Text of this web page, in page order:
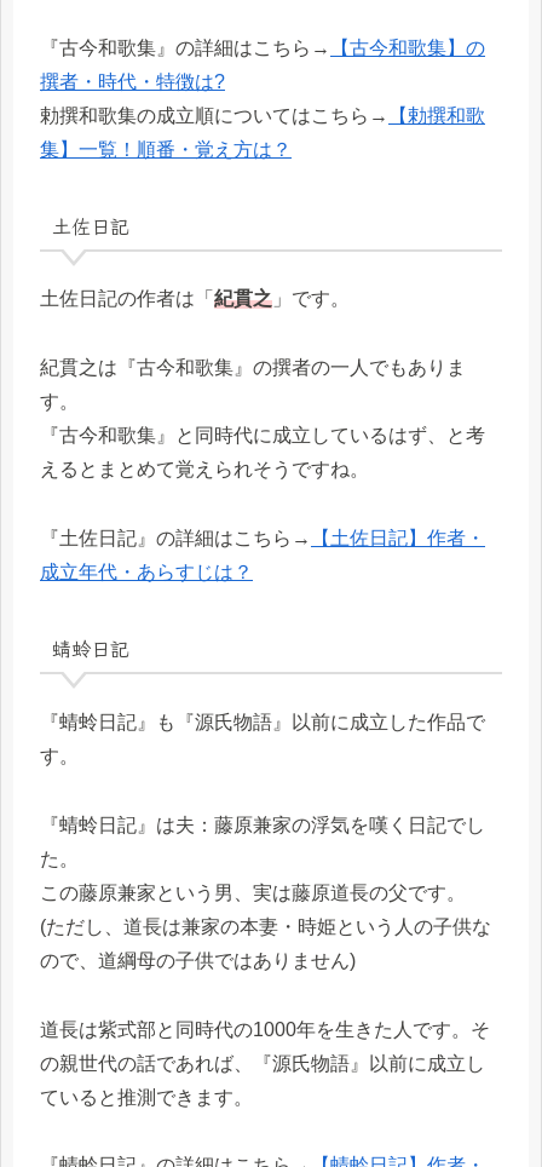
『古今和歌集』の詳細はこちら→
【古今和歌集】の
撰者・時代・特徴は?
勅撰和歌集の成立順についてはこちら→
【勅撰和歌
集】一覧！順番・覚え方は？
土佐日記
土佐日記の作者は「 紀貫之 」です。
紀貫之は『古今和歌集』の撰者の一人でもありま
す。
『古今和歌集』と同時代に成立しているはず、と考
えるとまとめて覚えられそうですね。
『土佐日記』の詳細はこちら→
【土佐日記】作者・
成立年代・あらすじは？
蜻蛉日記
『蜻蛉日記』も『源氏物語』以前に成立した作品で
す。
『蜻蛉日記』は夫：藤原兼家の浮気を嘆く日記でし
た。
この藤原兼家という男、実は藤原道長の父です。
(ただし、道長は兼家の本妻・時姫という人の子供な
ので、道綱母の子供ではありません)
道長は紫式部と同時代の1000年を生きた人です。そ
の親世代の話であれば、『源氏物語』以前に成立し
ていると推測できます。